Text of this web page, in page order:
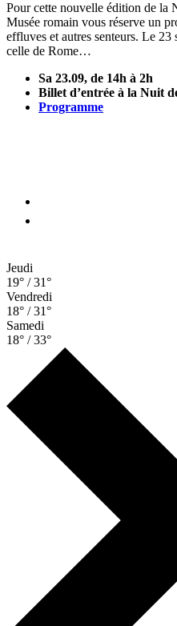
Pour cette nouvelle édition de la
Musée romain vous réserve un
effluves et autres senteurs. Le 23
celle de Rome…
Sa 23.09, de 14h à 2h
Billet d’entrée à la Nuit
Programme
Jeudi
19° / 31°
Vendredi
18° / 31°
Samedi
18° / 33°